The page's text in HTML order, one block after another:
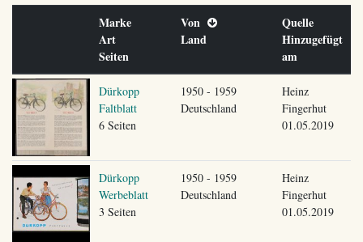
Marke
Art
Seiten
Von
Land
Quelle
Hinzugefügt
am
Dürkopp
Faltblatt
6 Seiten
1950 - 1959
Deutschland
Heinz
Fingerhut
01.05.2019
Dürkopp
Werbeblatt
3 Seiten
1950 - 1959
Deutschland
Heinz
Fingerhut
01.05.2019